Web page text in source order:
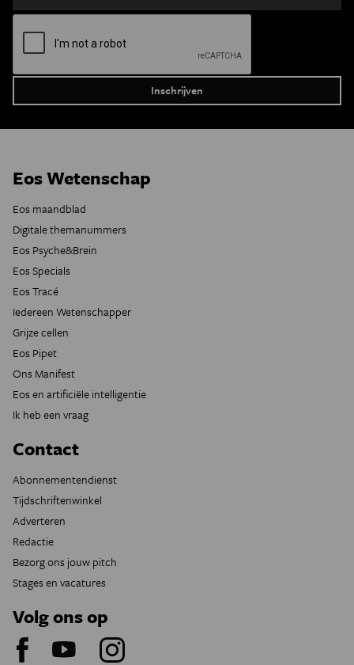
Eos Wetenschap
Eos maandblad
Digitale themanummers
Eos Psyche&Brein
Eos Specials
Eos Tracé
Iedereen Wetenschapper
Grijze cellen
Eos Pipet
Ons Manifest
Eos en artificiële intelligentie
Ik heb een vraag
Contact
Abonnementendienst
Tijdschriftenwinkel
Adverteren
Redactie
Bezorg ons jouw pitch
Stages en vacatures
Volg ons op